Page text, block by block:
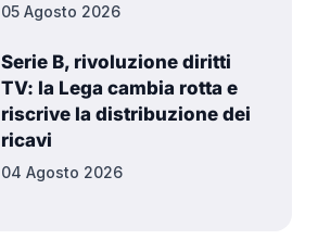
05 Agosto 2026
Serie B, rivoluzione diritti
TV: la Lega cambia rotta e
riscrive la distribuzione dei
ricavi
04 Agosto 2026